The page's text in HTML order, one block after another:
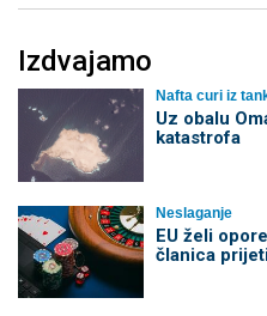
Izdvajamo
Nafta curi iz
Uz obalu
katastrofa
Neslaganje
EU želi
članica